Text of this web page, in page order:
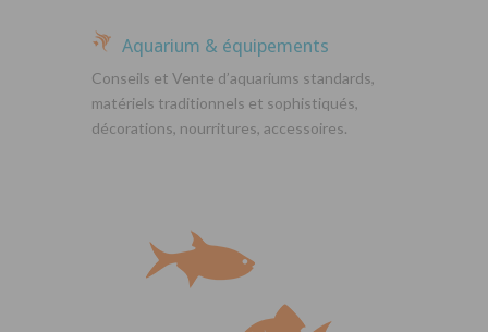
Aquarium & équipements
Conseils et Vente d’aquariums standards,
matériels traditionnels et sophistiqués,
décorations, nourritures, accessoires.